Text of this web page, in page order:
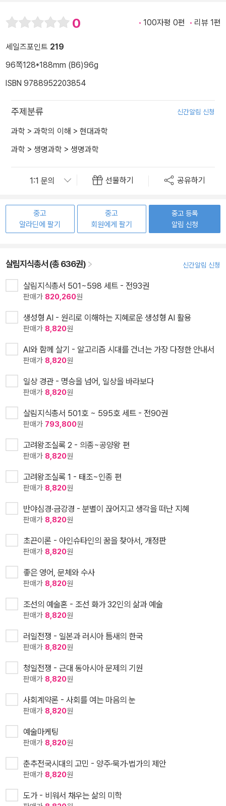
0 100자평 0편 리뷰 1편
세일즈포인트 219
96쪽128*188mm (B6)96g
ISBN 9788952203854
주제분류 신간알림 신청
과학 > 과학의 이해 > 현대과학
과학 > 생명과학 > 생명과학
선물하기 공유하기
중고
알라딘에 팔기
중고
회원에게 팔기
중고 등록
알림 신청
살림지식총서 (총 636권) 신간알림 신청
살림지식총서 501~598 세트 - 전93권
판매가 820,260원
생성형 AI - 원리로 이해하는 지혜로운 생성형 AI 활용
판매가 8,820원
AI와 함께 살기 - 알고리즘 시대를 건너는 가장 다정한 안내서
판매가 8,820원
일상 경관 - 명승을 넘어, 일상을 바라보다
판매가 8,820원
살림지식총서 501호 ~ 595호 세트 - 전90권
판매가 793,800원
고려왕조실록 2 - 의종~공양왕 편
판매가 8,820원
고려왕조실록 1 - 태조~인종 편
판매가 8,820원
반야심경·금강경 - 분별이 끊어지고 생각을 떠난 지혜
판매가 8,820원
초끈이론 - 아인슈타인의 꿈을 찾아서, 개정판
판매가 8,820원
좋은 영어, 문체와 수사
판매가 8,820원
조선의 예술혼 - 조선 화가 32인의 삶과 예술
판매가 8,820원
러일전쟁 - 일본과 러시아 틈새의 한국
판매가 8,820원
청일전쟁 - 근대 동아시아 문제의 기원
판매가 8,820원
사회계약론 - 사회를 여는 마음의 눈
판매가 8,820원
예술마케팅
판매가 8,820원
춘추전국시대의 고민 - 양주·묵가·법가의 제안
판매가 8,820원
도가 - 비워서 채우는 삶의 미학